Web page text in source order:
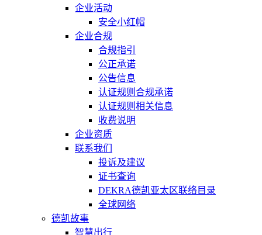
企业活动
安全小红帽
企业合规
合规指引
公正承诺
公告信息
认证规则合规承诺
认证规则相关信息
收费说明
企业资质
联系我们
投诉及建议
证书查询
DEKRA德凯亚太区联络目录
全球网络
德凯故事
智慧出行